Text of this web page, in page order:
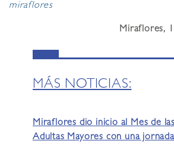
miraflores
Miraflores,
MÁS NOTICIAS:
Miraflores dio inicio al Mes de
Adultas Mayores con una